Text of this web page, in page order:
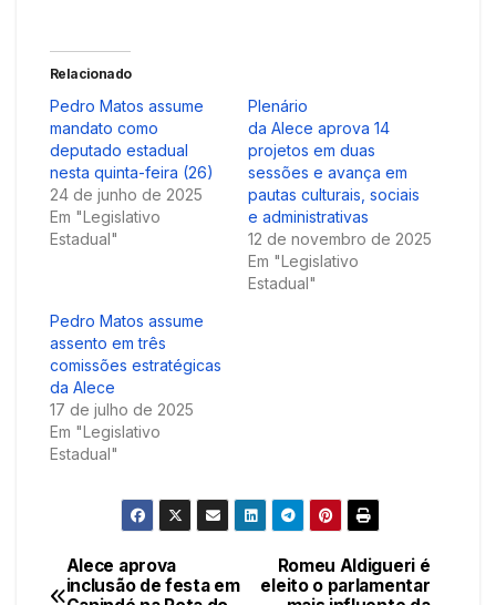
Relacionado
Pedro Matos assume
mandato como
deputado estadual
nesta quinta-feira (26)
24 de junho de 2025
Em "Legislativo
Estadual"
Plenário
da Alece aprova 14
projetos em duas
sessões e avança em
pautas culturais, sociais
e administrativas
12 de novembro de 2025
Em "Legislativo
Estadual"
Pedro Matos assume
assento em três
comissões estratégicas
da Alece
17 de julho de 2025
Em "Legislativo
Estadual"
Navegação
Romeu Aldigueri é
eleito o parlamentar
Alece aprova
inclusão de festa em